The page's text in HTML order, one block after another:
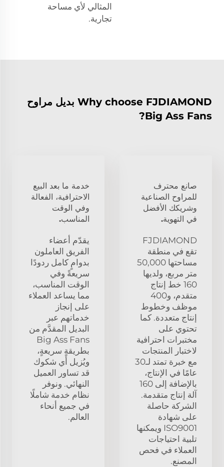
المثالي لأي مساحة
تجارية.
Why choose FJDIAMOND بديل مراوح
Big Ass Fans?
صانع محترف
للمراوح الصناعية
وشريكك الأفضل
في التهوية.
FJDIAMOND
تقع في منطقة
مساحتها 50,000
متر مربع، ولديها
160 خط إنتاج
متقدم، و400
موظف وخطوط
إنتاج متعددة. كما
تحتوي على
مختبرات احترافية
لاختبار المنتجات
مع خبرة تمتد لـ30
عامًا في الإنتاج،
بالإضافة إلى 160
آلة إنتاج متقدمة.
الشركة حاصلة
على شهادة
ISO9001 ويمكنها
تلبية احتياجات
العملاء في فحص
المصنع.
خدمة ما بعد البيع
الاحترافية، الفعالة
وفي الوقت
المناسب.
يقدّم أعضاء
الفريق العاملون
بدوامٍ كامل ردودًا
سريعةً وفي
الوقت المناسب،
مما يساعد العملاء
على إنجاز
خدماتهم عبر
البديل المقدَّم من
Big Ass Fans
بطريقةٍ سريعةٍ،
ويُزيل أي شكوك
قد تساور العميل
النهائي. ونوفر
نظام خدمة شاملًا
في جميع أنحاء
العالم.